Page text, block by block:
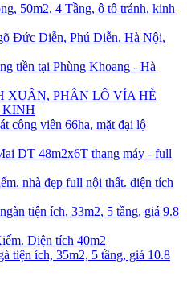
50m2, 4 Tầng, ô tô tránh, kinh
Đức Diễn, Phú Diễn, Hà Nội,
tiền tại Phùng Khoang - Hà
XUÂN, PHÂN LÔ VỈA HÈ
KINH
công viên 66ha, mặt đại lộ
DT 48m2x6T thang máy - full
nhà đẹp full nội thất. diện tích
tiện ích, 33m2, 5 tầng, giá 9.8
Diện tích 40m2
tiện ích, 35m2, 5 tầng, giá 10.8